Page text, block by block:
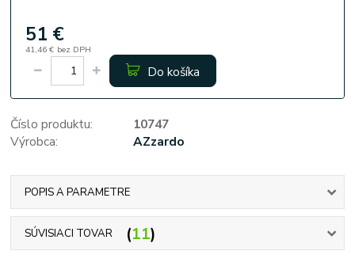
51 €
41,46 € bez DPH
Do košíka
Číslo produktu:
10747
Výrobca:
AZzardo
POPIS A PARAMETRE
SÚVISIACI TOVAR 11